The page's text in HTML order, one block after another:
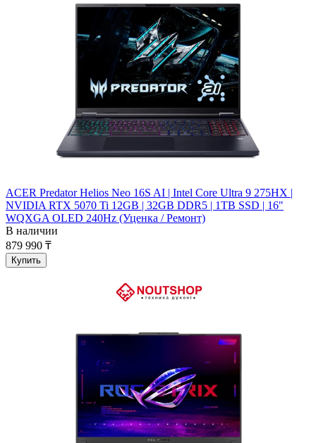
ACER Predator Helios Neo 16S AI | Intel Core Ultra 9 275HX |
NVIDIA RTX 5070 Ti 12GB | 32GB DDR5 | 1TB SSD | 16"
WQXGA OLED 240Hz (Уценка / Ремонт)
В наличии
879 990 ₸
Купить